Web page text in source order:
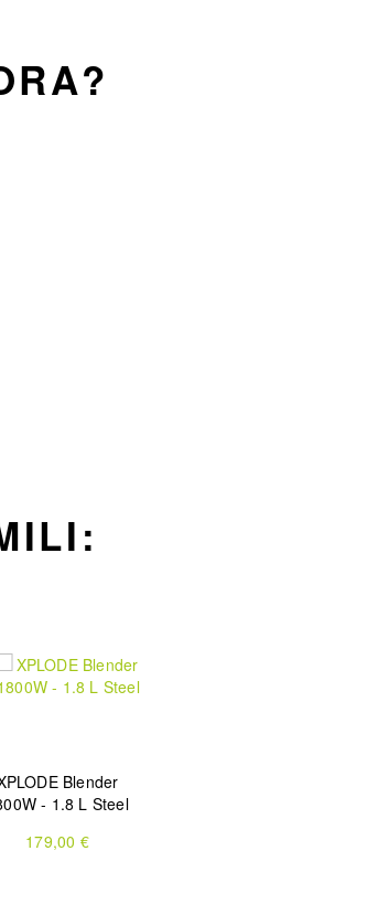
Blender
- 1.8 L Steel
179,00 €